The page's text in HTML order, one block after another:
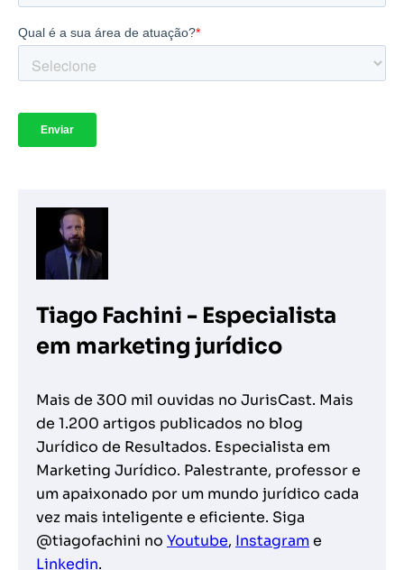
Tiago Fachini - Especialista
em marketing jurídico
Mais de 300 mil ouvidas no JurisCast. Mais
de 1.200 artigos publicados no blog
Jurídico de Resultados. Especialista em
Marketing Jurídico. Palestrante, professor e
um apaixonado por um mundo jurídico cada
vez mais inteligente e eficiente. Siga
@tiagofachini no Youtube, Instagrame
Linkedin.